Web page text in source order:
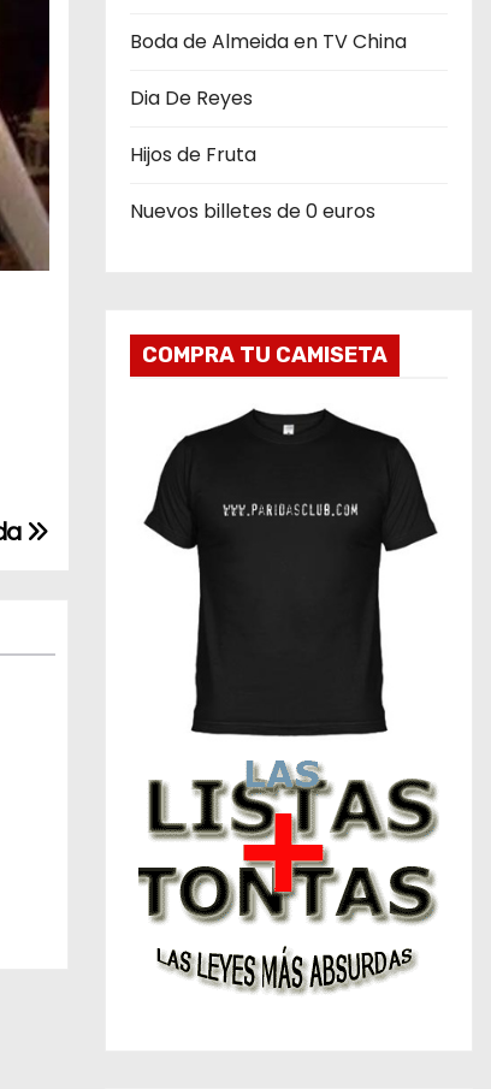
Boda de Almeida en TV China
Dia De Reyes
Hijos de Fruta
Nuevos billetes de 0 euros
COMPRA TU CAMISETA